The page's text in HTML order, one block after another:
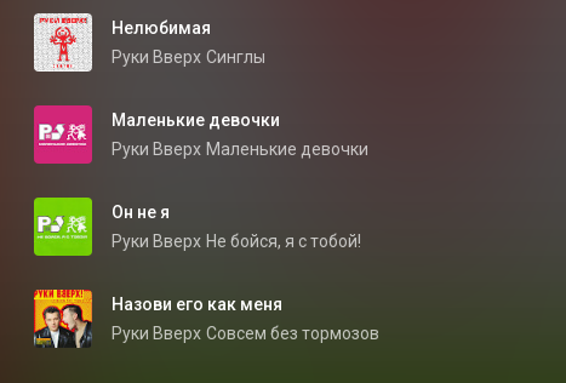
Нелюбимая
Руки Вверх Синглы
Маленькие девочки
Руки Вверх Маленькие девочки
Он не я
Руки Вверх Не бойся, я с тобой!
Назови его как меня
Руки Вверх Совсем без тормозов